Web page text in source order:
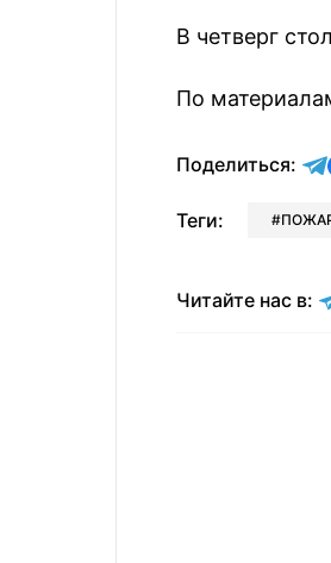
В четверг
По
Поделиться:
Теги:
Читайте нас в: